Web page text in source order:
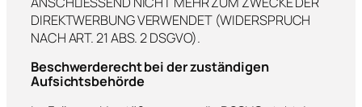
DIREKTWERBUNG VERWENDET (WIDERSPRUCH
NACH ART. 21 ABS. 2 DSGVO).
Beschwerde­recht bei der zuständigen
Aufsichts­behörde